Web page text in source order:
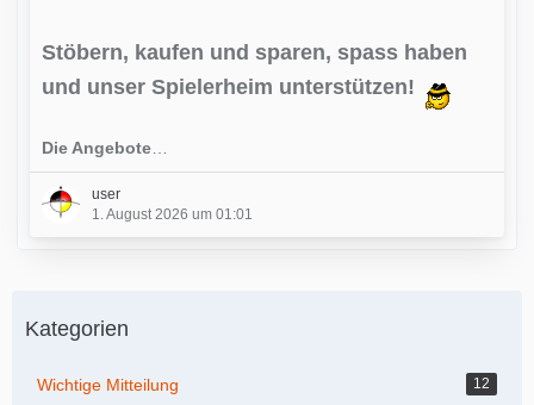
Stöbern, kaufen und sparen, spass haben
und unser Spielerheim unterstützen!
Die Angebote
user
1. August 2026 um 01:01
Kategorien
Wichtige Mitteilung 12